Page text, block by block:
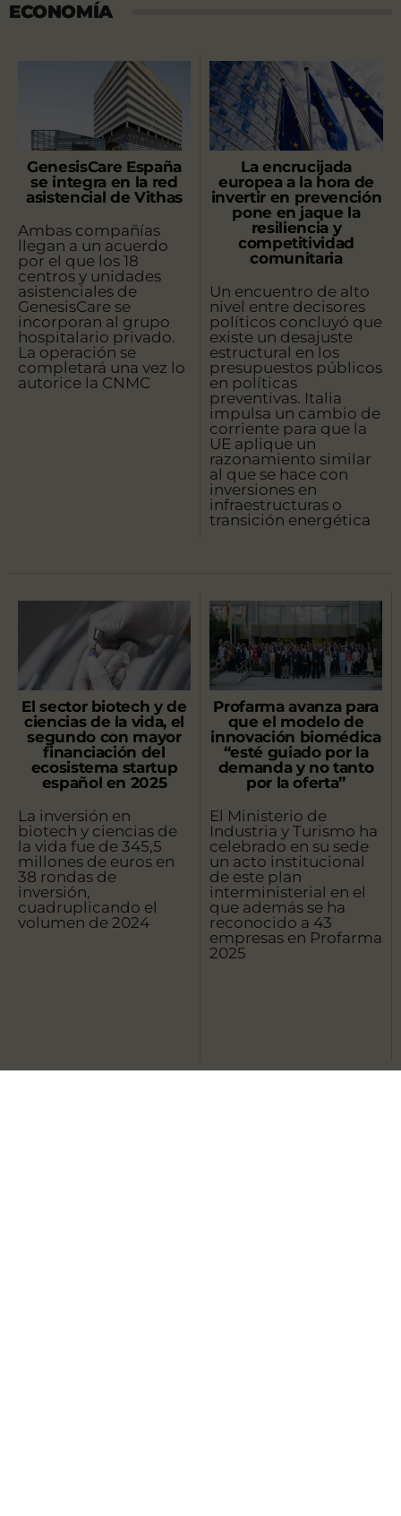
ECONOMÍA
GenesisCare España
se integra en la red
asistencial de Vithas
Ambas compañías
llegan a un acuerdo
por el que los 18
centros y unidades
asistenciales de
GenesisCare se
incorporan al grupo
hospitalario privado.
La operación se
completará una vez lo
autorice la CNMC
La encrucijada
europea a la hora de
invertir en prevención
pone en jaque la
resiliencia y
competitividad
comunitaria
Un encuentro de alto
nivel entre decisores
políticos concluyó que
existe un desajuste
estructural en los
presupuestos públicos
en políticas
preventivas. Italia
impulsa un cambio de
corriente para que la
UE aplique un
razonamiento similar
al que se hace con
inversiones en
infraestructuras o
transición energética
El sector biotech y de
ciencias de la vida, el
segundo con mayor
financiación del
ecosistema startup
español en 2025
La inversión en
biotech y ciencias de
la vida fue de 345,5
millones de euros en
38 rondas de
inversión,
cuadruplicando el
volumen de 2024
Profarma avanza para
que el modelo de
innovación biomédica
“esté guiado por la
demanda y no tanto
por la oferta”
El Ministerio de
Industria y Turismo ha
celebrado en su sede
un acto institucional
de este plan
interministerial en el
que además se ha
reconocido a 43
empresas en Profarma
2025